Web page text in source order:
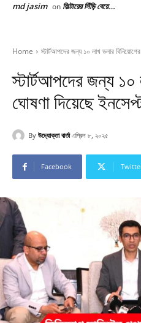
md jasim on ফিল্টারের সিঁড়ি বেয়ে…